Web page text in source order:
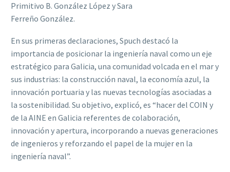
Primitivo B. González López y Sara
Ferreño González.
En sus primeras declaraciones, Spuch destacó la
importancia de posicionar la ingeniería naval como un eje
estratégico para Galicia, una comunidad volcada en el mar y
sus industrias: la construcción naval, la economía azul, la
innovación portuaria y las nuevas tecnologías asociadas a
la sostenibilidad. Su objetivo, explicó, es “hacer del COIN y
de la AINE en Galicia referentes de colaboración,
innovación y apertura, incorporando a nuevas generaciones
de ingenieros y reforzando el papel de la mujer en la
ingeniería naval”.